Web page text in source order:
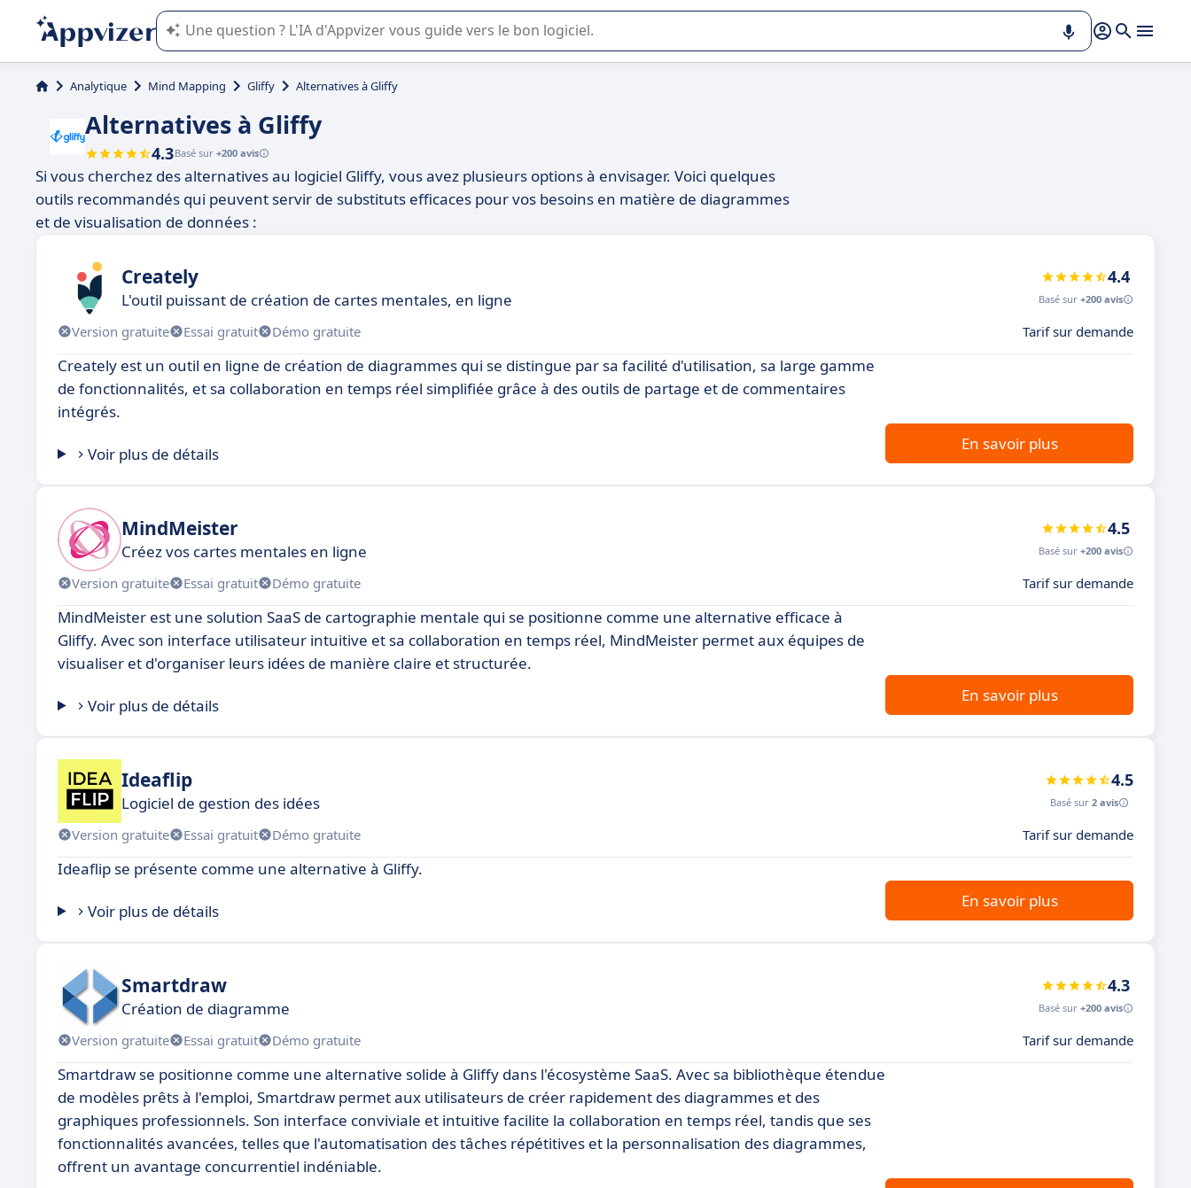
L'IA de Appvizer vous guide dans l'utilisation ou la sélection de logiciel SaaS en entreprise.
Analytique Mind Mapping Gliffy Alternatives à Gliffy
Alternatives à Gliffy
4.3Basé sur +200 avis
Si vous cherchez des alternatives au logiciel Gliffy, vous avez plusieurs options à envisager. Voici quelques
outils recommandés qui peuvent servir de substituts efficaces pour vos besoins en matière de diagrammes
et de visualisation de données :
Creately
L'outil puissant de création de cartes mentales, en ligne
4.4
Basé sur +200 avis
Version gratuite Essai gratuit Démo gratuite Tarif sur demande
Creately est un outil en ligne de création de diagrammes qui se distingue par sa facilité d'utilisation, sa large gamme
de fonctionnalités, et sa collaboration en temps réel simplifiée grâce à des outils de partage et de commentaires
intégrés.
Voir plus de détails
En savoir plus
MindMeister
Créez vos cartes mentales en ligne
4.5
Basé sur +200 avis
Version gratuite Essai gratuit Démo gratuite Tarif sur demande
MindMeister est une solution SaaS de cartographie mentale qui se positionne comme une alternative efficace à
Gliffy. Avec son interface utilisateur intuitive et sa collaboration en temps réel, MindMeister permet aux équipes de
visualiser et d'organiser leurs idées de manière claire et structurée.
Voir plus de détails
En savoir plus
Ideaflip
Logiciel de gestion des idées
4.5
Basé sur 2 avis
Version gratuite Essai gratuit Démo gratuite Tarif sur demande
Ideaflip se présente comme une alternative à Gliffy.
Voir plus de détails
En savoir plus
Smartdraw
Création de diagramme
4.3
Basé sur +200 avis
Version gratuite Essai gratuit Démo gratuite Tarif sur demande
Smartdraw se positionne comme une alternative solide à Gliffy dans l'écosystème SaaS. Avec sa bibliothèque étendue
de modèles prêts à l'emploi, Smartdraw permet aux utilisateurs de créer rapidement des diagrammes et des
graphiques professionnels. Son interface conviviale et intuitive facilite la collaboration en temps réel, tandis que ses
fonctionnalités avancées, telles que l'automatisation des tâches répétitives et la personnalisation des diagrammes,
offrent un avantage concurrentiel indéniable.